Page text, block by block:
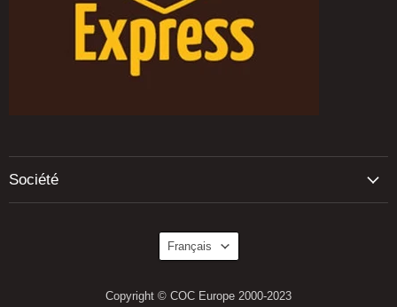
Société
Copyright © COC Europe 2000-2023
Langue
Français